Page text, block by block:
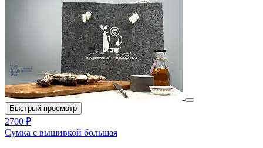
Быстрый просмотр
2700 ₽
Сумка с вышивкой большая